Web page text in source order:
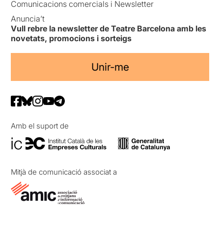
Comunicacions comercials i Newsletter
Anuncia’t
Vull rebre la newsletter de Teatre Barcelona amb les
novetats, promocions i sorteigs
Unir-me
Amb el suport de
Mitjà de comunicació associat a